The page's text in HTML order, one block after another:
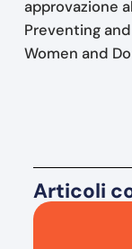
approvazione
Preventing
Women and
Articoli